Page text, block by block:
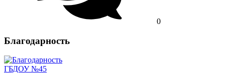
0
Благодарность
ГБДОУ №45